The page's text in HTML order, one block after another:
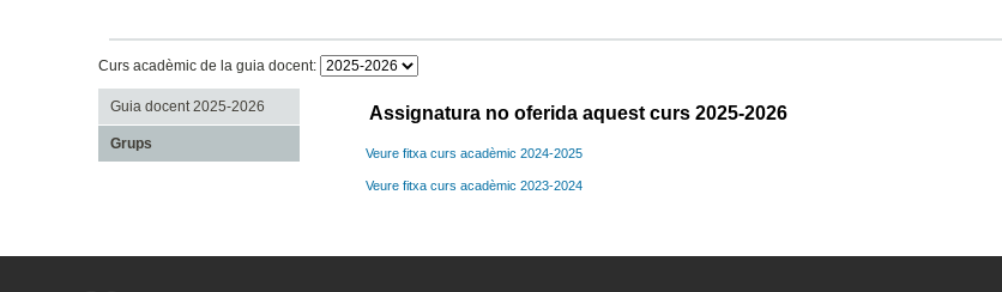
Curs acadèmic de la guia docent:
Guia docent 2025-2026
Grups
Assignatura no oferida aquest curs 2025-2026
Veure fitxa curs acadèmic 2024-2025
Veure fitxa curs acadèmic 2023-2024